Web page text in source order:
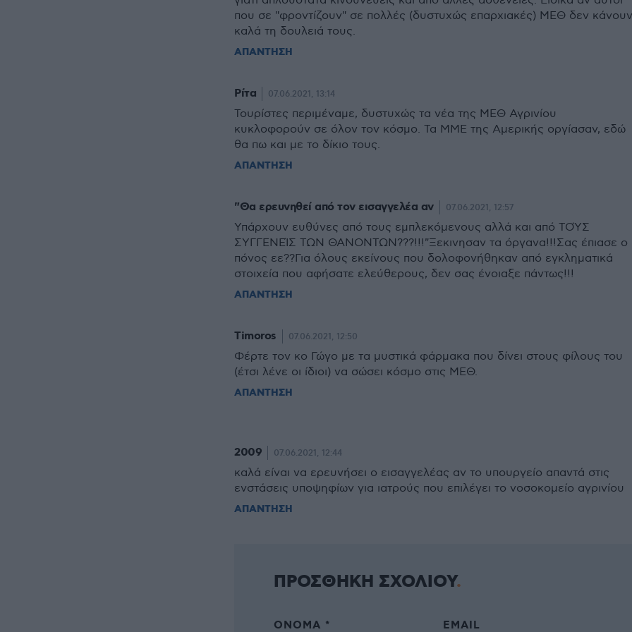
που σε "φροντίζουν" σε πολλές (δυστυχώς επαρχιακές) ΜΕΘ δεν κάνουν
καλά τη δουλειά τους.
ΑΠΑΝΤΗΣΗ
Ρίτα 07.06.2021, 13:14
Τουρίστες περιμέναμε, δυστυχώς τα νέα της ΜΕΘ Αγρινίου
κυκλοφορούν σε όλον τον κόσμο. Τα ΜΜΕ της Αμερικής οργίασαν, εδώ
θα πω και με το δίκιο τους.
ΑΠΑΝΤΗΣΗ
"Θα ερευνηθεί από τον εισαγγελέα αν 07.06.2021, 12:57
Υπάρχουν ευθύνες από τους εμπλεκόμενους αλλά και από ΤΟΎΣ
ΣΥΓΓΕΝΕΊΣ ΤΩΝ ΘΑΝΟΝΤΩΝ???!!!"Ξεκινησαν τα όργανα!!!Σας έπιασε ο
πόνος εε??Για όλους εκείνους που δολοφονήθηκαν από εγκληματικά
στοιχεία που αφήσατε ελεύθερους, δεν σας ένοιαξε πάντως!!!
ΑΠΑΝΤΗΣΗ
Timoros 07.06.2021, 12:50
Φέρτε τον κο Γώγο με τα μυστικά φάρμακα που δίνει στους φίλους του
(έτσι λένε οι ίδιοι) να σώσει κόσμο στις ΜΕΘ.
ΑΠΑΝΤΗΣΗ
2009 07.06.2021, 12:44
καλά είναι να ερευνήσει ο εισαγγελέας αν το υπουργείο απαντά στις
ενστάσεις υποψηφίων για ιατρούς που επιλέγει το νοσοκομείο αγρινίου
ΑΠΑΝΤΗΣΗ
ΠΡΟΣΘΗΚΗ ΣΧΟΛΙΟΥ
ΌΝΟΜΑ * EMAIL